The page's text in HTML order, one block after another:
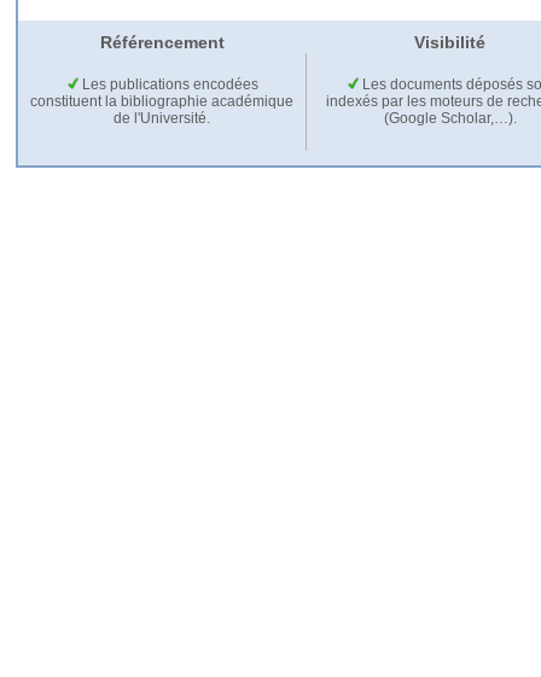
Référencement Visibilité
Les publications encodées
constituent la bibliographie académique
de l'Université.
Les documents déposés
indexés par les moteurs de
(Google Scholar,…).